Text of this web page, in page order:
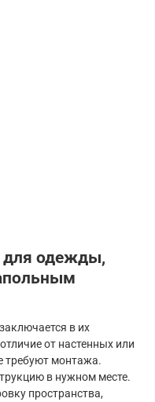
для одежды,
в их
от настенных или
требуют монтажа.
в нужном месте.
пространства,